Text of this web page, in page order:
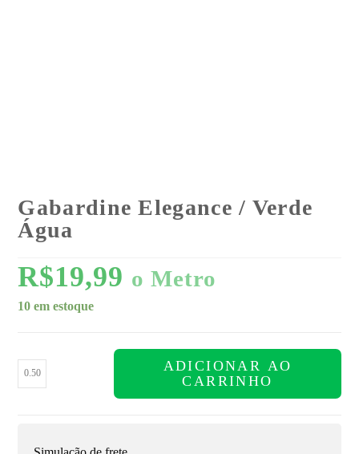
Gabardine Elegance / Verde
Água
R$19,99 o Metro
10 em estoque
ADICIONAR AO
CARRINHO